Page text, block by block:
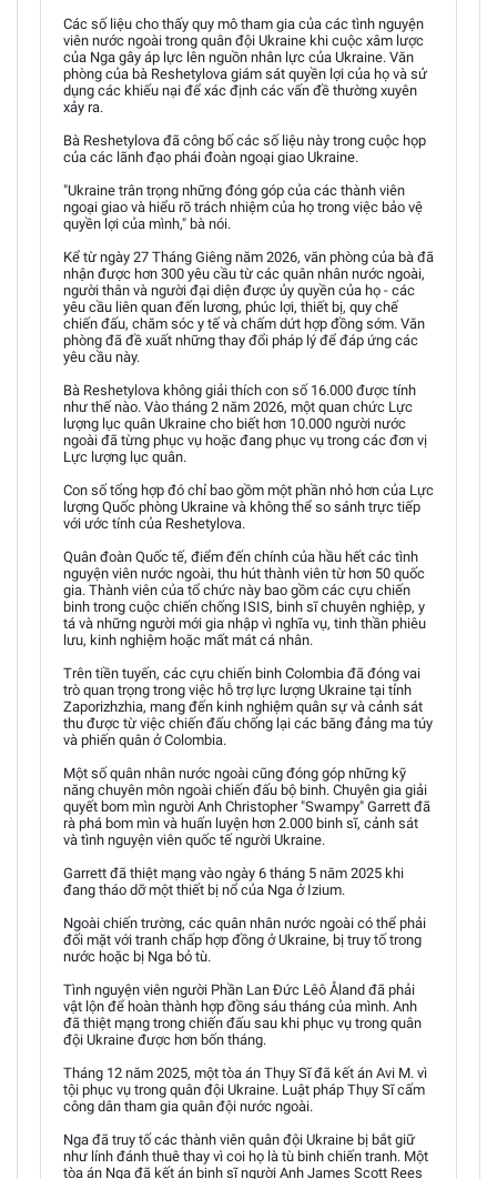
Các số liệu cho thấy quy mô tham gia của các tình nguyện
viên nước ngoài trong quân đội Ukraine khi cuộc xâm lược
của Nga gây áp lực lên nguồn nhân lực của Ukraine. Văn
phòng của bà Reshetylova giám sát quyền lợi của họ và sử
dụng các khiếu nại để xác định các vấn đề thường xuyên
xảy ra.
Bà Reshetylova đã công bố các số liệu này trong cuộc họp
của các lãnh đạo phái đoàn ngoại giao Ukraine.
"Ukraine trân trọng những đóng góp của các thành viên
ngoại giao và hiểu rõ trách nhiệm của họ trong việc bảo vệ
quyền lợi của mình," bà nói.
Kể từ ngày 27 Tháng Giêng năm 2026, văn phòng của bà đã
nhận được hơn 300 yêu cầu từ các quân nhân nước ngoài,
người thân và người đại diện được ủy quyền của họ - các
yêu cầu liên quan đến lương, phúc lợi, thiết bị, quy chế
chiến đấu, chăm sóc y tế và chấm dứt hợp đồng sớm. Văn
phòng đã đề xuất những thay đổi pháp lý để đáp ứng các
yêu cầu này.
Bà Reshetylova không giải thích con số 16.000 được tính
như thế nào. Vào tháng 2 năm 2026, một quan chức Lực
lượng lục quân Ukraine cho biết hơn 10.000 người nước
ngoài đã từng phục vụ hoặc đang phục vụ trong các đơn vị
Lực lượng lục quân.
Con số tổng hợp đó chỉ bao gồm một phần nhỏ hơn của Lực
lượng Quốc phòng Ukraine và không thể so sánh trực tiếp
với ước tính của Reshetylova.
Quân đoàn Quốc tế, điểm đến chính của hầu hết các tình
nguyện viên nước ngoài, thu hút thành viên từ hơn 50 quốc
gia. Thành viên của tổ chức này bao gồm các cựu chiến
binh trong cuộc chiến chống ISIS, binh sĩ chuyên nghiệp, y
tá và những người mới gia nhập vì nghĩa vụ, tinh thần phiêu
lưu, kinh nghiệm hoặc mất mát cá nhân.
Trên tiền tuyến, các cựu chiến binh Colombia đã đóng vai
trò quan trọng trong việc hỗ trợ lực lượng Ukraine tại tỉnh
Zaporizhzhia, mang đến kinh nghiệm quân sự và cảnh sát
thu được từ việc chiến đấu chống lại các băng đảng ma túy
và phiến quân ở Colombia.
Một số quân nhân nước ngoài cũng đóng góp những kỹ
năng chuyên môn ngoài chiến đấu bộ binh. Chuyên gia giải
quyết bom mìn người Anh Christopher "Swampy" Garrett đã
rà phá bom mìn và huấn luyện hơn 2.000 binh sĩ, cảnh sát
và tình nguyện viên quốc tế người Ukraine.
Garrett đã thiệt mạng vào ngày 6 tháng 5 năm 2025 khi
đang tháo dỡ một thiết bị nổ của Nga ở Izium.
Ngoài chiến trường, các quân nhân nước ngoài có thể phải
đối mặt với tranh chấp hợp đồng ở Ukraine, bị truy tố trong
nước hoặc bị Nga bỏ tù.
Tình nguyện viên người Phần Lan Đức Lêô Åland đã phải
vật lộn để hoàn thành hợp đồng sáu tháng của mình. Anh
đã thiệt mạng trong chiến đấu sau khi phục vụ trong quân
đội Ukraine được hơn bốn tháng.
Tháng 12 năm 2025, một tòa án Thụy Sĩ đã kết án Avi M. vì
tội phục vụ trong quân đội Ukraine. Luật pháp Thụy Sĩ cấm
công dân tham gia quân đội nước ngoài.
Nga đã truy tố các thành viên quân đội Ukraine bị bắt giữ
như lính đánh thuê thay vì coi họ là tù binh chiến tranh. Một
tòa án Nga đã kết án binh sĩ người Anh James Scott Rees